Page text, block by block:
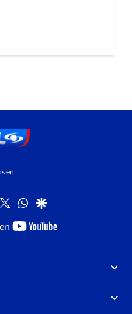
en:
twitterwhatsapp
google
youtube-